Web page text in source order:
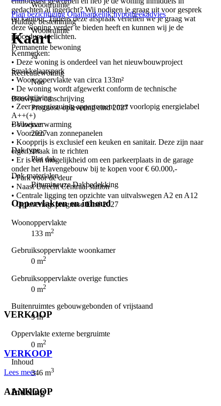
gedachten al ingericht? Wij nodigen je graag uit voor gesprek
op kantoor. Tijdens deze afspraak vertellen we je graag wat
deze woning verder te bieden heeft en kunnen wij je de
procedure toelichten.
Kenmerken:
• Deze woning is onderdeel van het nieuwbouwproject
Smakkelaarspark
• Woonoppervlakte van circa 133m²
• De woning wordt afgewerkt conform de technische
omschrijving
• Zeer energiezuinig appartement met voorlopig energielabel
A++(+)
• Vloerverwarming
• Voorzien van zonnepanelen
• Koopprijs is exclusief een keuken en sanitair. Deze zijn naar
eigen smaak in te richten
• Er is een mogelijkheid om een parkeerplaats in de garage
onder het Havengebouw bij te kopen voor € 60.000,-
• Park voor de deur
• Naast Utrecht Centraal station
• Centrale ligging ten opzichte van uitvalswegen A2 en A12
• Oplevering: prognose Eind 2027
Woonruimte
Huidige bestemming
Woonruimte
Permanente bewoning
Ja
Recreatiewoning
Nee
Bouwjaar omschrijving
Prognose oplevering eind 2027
Bouwjaar
2027
Dak type
Plat dak
Dak materialen
Bitumineuze Dakbedekking
Oppervlakten en inhoud
Woonoppervlakte
133 m2
Gebruiksoppervlakte woonkamer
0 m2
Gebruiksoppervlakte overige functies
0 m2
Buitenruimtes gebouwgebonden of vrijstaand
9 m2
Oppervlakte externe bergruimte
0 m2
Inhoud
346 m3
Indeling
Plan bezichtiging Onafhankelijk hypotheekadvies
Kaart
VERKOOP
VERKOOP
Lees meer
AANKOOP